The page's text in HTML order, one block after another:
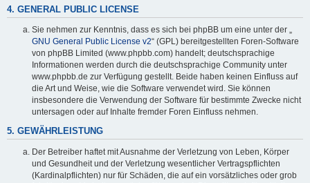
4. GENERAL PUBLIC LICENSE
Sie nehmen zur Kenntnis, dass es sich bei phpBB um eine unter der „
GNU General Public License v2“ (GPL) bereitgestellten Foren-Software
von phpBB Limited (www.phpbb.com) handelt; deutschsprachige
Informationen werden durch die deutschsprachige Community unter
www.phpbb.de zur Verfügung gestellt. Beide haben keinen Einfluss auf
die Art und Weise, wie die Software verwendet wird. Sie können
insbesondere die Verwendung der Software für bestimmte Zwecke nicht
untersagen oder auf Inhalte fremder Foren Einfluss nehmen.
5. GEWÄHRLEISTUNG
Der Betreiber haftet mit Ausnahme der Verletzung von Leben, Körper
und Gesundheit und der Verletzung wesentlicher Vertragspflichten
(Kardinalpflichten) nur für Schäden, die auf ein vorsätzliches oder grob